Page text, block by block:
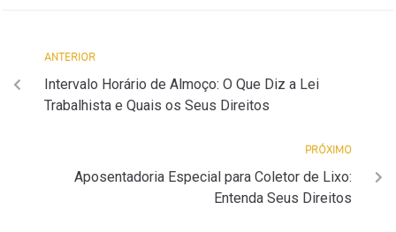
ANTERIOR
Intervalo Horário de Almoço: O Que Diz a Lei
Trabalhista e Quais os Seus Direitos
PRÓXIMO
Aposentadoria Especial para Coletor de Lixo:
Entenda Seus Direitos